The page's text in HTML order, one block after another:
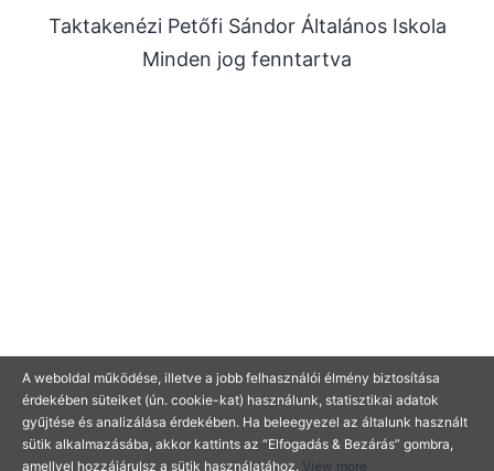
2025. július
2025. június
2024. július
2024. június
2024. május
Taktakenézi Petőfi Sándor Általános Iskola
Minden jog fenntartva
A weboldal működése, illetve a jobb felhasználói élmény biztosítása
érdekében süteiket (ún. cookie-kat) használunk, statisztikai adatok
gyűjtése és analizálása érdekében. Ha beleegyezel az általunk használt
sütik alkalmazásába, akkor kattints az “Elfogadás & Bezárás” gombra,
amellyel hozzájárulsz a sütik használatához. View more